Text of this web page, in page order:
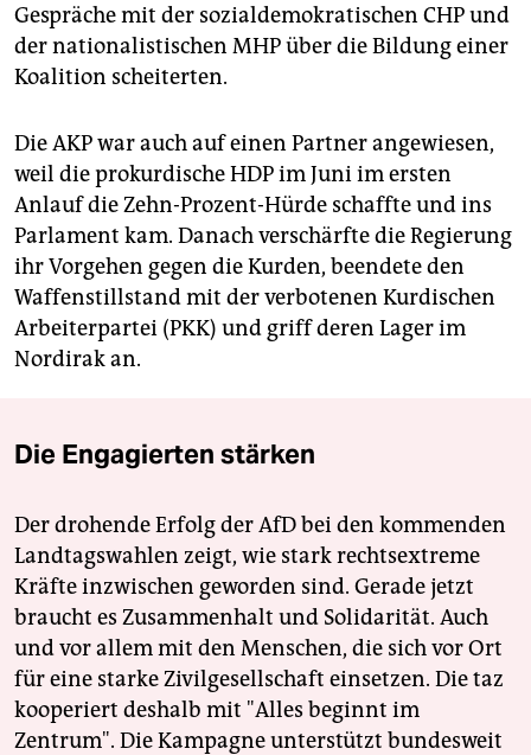
Gespräche mit der sozialdemokratischen CHP und
der nationalistischen MHP über die Bildung einer
Koalition scheiterten.
Die AKP war auch auf einen Partner angewiesen,
weil die prokurdische HDP im Juni im ersten
Anlauf die Zehn-Prozent-Hürde schaffte und ins
Parlament kam. Danach verschärfte die Regierung
ihr Vorgehen gegen die Kurden, beendete den
Waffenstillstand mit der verbotenen Kurdischen
Arbeiterpartei (PKK) und griff deren Lager im
Nordirak an.
Die Engagierten stärken
Der drohende Erfolg der AfD bei den kommenden
Landtagswahlen zeigt, wie stark rechtsextreme
Kräfte inzwischen geworden sind. Gerade jetzt
braucht es Zusammenhalt und Solidarität. Auch
und vor allem mit den Menschen, die sich vor Ort
für eine starke Zivilgesellschaft einsetzen. Die taz
kooperiert deshalb mit "Alles beginnt im
Zentrum". Die Kampagne unterstützt bundesweit